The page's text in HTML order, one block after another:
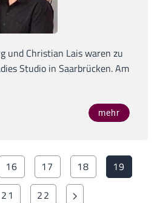
und Christian Lais waren zu
Studio in Saarbrücken. Am
mehr
16 17 18
19
21 22